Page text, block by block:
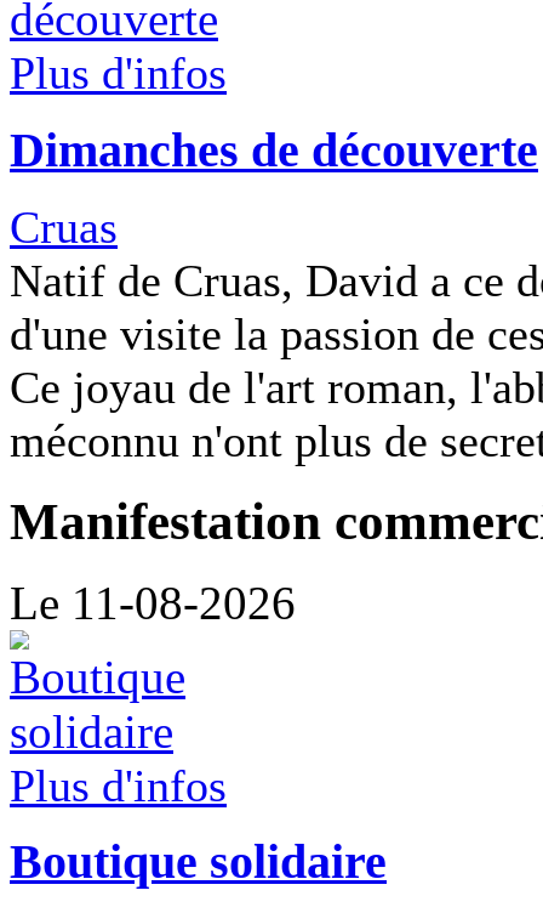
Plus d'infos
Dimanches de découverte
Cruas
Natif de Cruas, David a ce
d'une visite la passion de
Ce joyau de l'art roman,
méconnu n'ont plus de
Manifestation
Le 11-08-2026
Plus d'infos
Boutique solidaire